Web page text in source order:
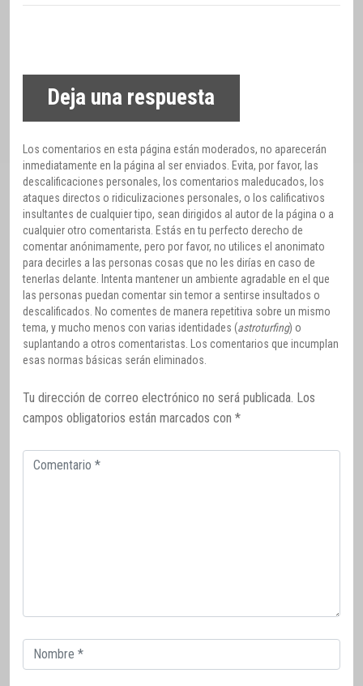
Deja una respuesta
Los comentarios en esta página están moderados, no aparecerán
inmediatamente en la página al ser enviados. Evita, por favor, las
descalificaciones personales, los comentarios maleducados, los
ataques directos o ridiculizaciones personales, o los calificativos
insultantes de cualquier tipo, sean dirigidos al autor de la página o a
cualquier otro comentarista. Estás en tu perfecto derecho de
comentar anónimamente, pero por favor, no utilices el anonimato
para decirles a las personas cosas que no les dirías en caso de
tenerlas delante. Intenta mantener un ambiente agradable en el que
las personas puedan comentar sin temor a sentirse insultados o
descalificados. No comentes de manera repetitiva sobre un mismo
tema, y mucho menos con varias identidades (astroturfing) o
suplantando a otros comentaristas. Los comentarios que incumplan
esas normas básicas serán eliminados.
Tu dirección de correo electrónico no será publicada. Los
campos obligatorios están marcados con *
Comentario
Correo
electrónico